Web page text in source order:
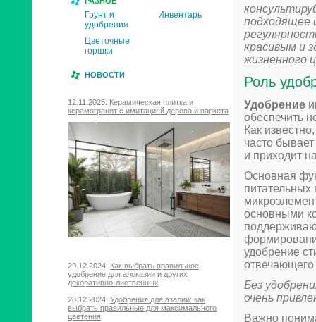
Грунт и
удобрения
Инвентарь
Цветочные
горшки
НОВОСТИ
12.11.2025: Керамическая плитка и
керамогранит с имитацией дерева и паркета
29.12.2024: Как выбрать правильное
удобрение для алоказии и других
декоративно-лиственных
28.12.2024: Удобрения для азалии: как
выбрать правильные для максимального
цветения
подходящее
красивым и
жизненного
Роль
Удобрение
обеспечить
Как
часто
и приходит
Основная
основными
удобрение
отвечающего
Без
очень
Важно